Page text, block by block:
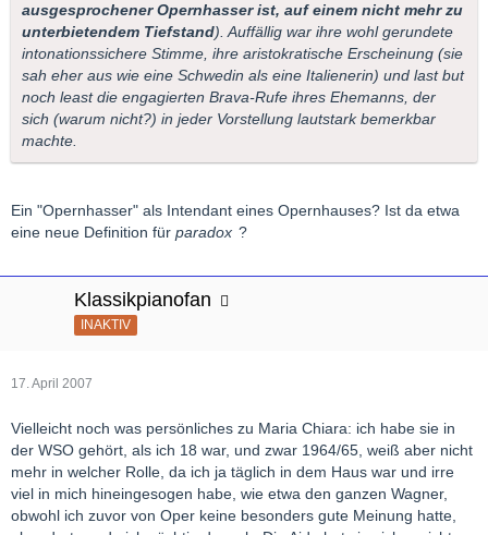
ausgesprochener Opernhasser ist, auf einem nicht mehr zu
unterbietendem Tiefstand). Auffällig war ihre wohl gerundete
intonationssichere Stimme, ihre aristokratische Erscheinung (sie
sah eher aus wie eine Schwedin als eine Italienerin) und last but
noch least die engagierten Brava-Rufe ihres Ehemanns, der
sich (warum nicht?) in jeder Vorstellung lautstark bemerkbar
machte.
Ein "Opernhasser" als Intendant eines Opernhauses? Ist da etwa
eine neue Definition für paradox ?
Klassikpianofan
INAKTIV
17. April 2007
Vielleicht noch was persönliches zu Maria Chiara: ich habe sie in
der WSO gehört, als ich 18 war, und zwar 1964/65, weiß aber nicht
mehr in welcher Rolle, da ich ja täglich in dem Haus war und irre
viel in mich hineingesogen habe, wie etwa den ganzen Wagner,
obwohl ich zuvor von Oper keine besonders gute Meinung hatte,